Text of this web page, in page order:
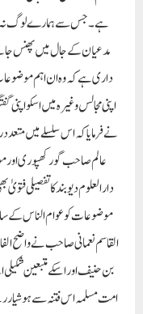
ہے۔ جس سے ہمارے لوگ نہ
مدعیان کے جال میں پھنس
داری ہے کہ وہ ان اہم
اپنی مجالس وغیرہ میں اسکو اپنی
نے فرمایا کہ اس سلسلے میں
عالم صاحب گورکھپوری اور
دارالعلوم دیوبند کا تفصیلی
موضوعات کو عوام الناس کے
القاسم نعمانی صاحب نے واضح
بن حنیف اور اسکے متبعین شکیلی
امت مسلمہ اس فتنہ سے ہوشیار